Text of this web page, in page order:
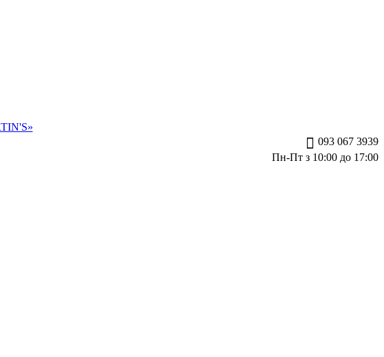
093 067 3939
Пн-Пт з 10:00 до 17:00